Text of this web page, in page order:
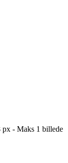
- Maks 1 billede